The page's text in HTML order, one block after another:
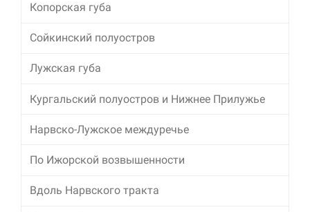
Копорская губа
Сойкинский полуостров
Лужская губа
Кургальский полуостров и Нижнее Прилужье
Нарвско-Лужское междуречье
По Ижорской возвышенности
Вдоль Нарвского тракта
Маркетинг
интересами и